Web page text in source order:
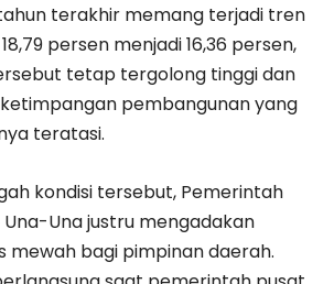
terakhir memang terjadi tren
persen menjadi 16,36 persen,
tetap tergolong tinggi dan
pembangunan yang
teratasi.
kondisi tersebut, Pemerintah
Una justru mengadakan
mewah bagi pimpinan daerah.